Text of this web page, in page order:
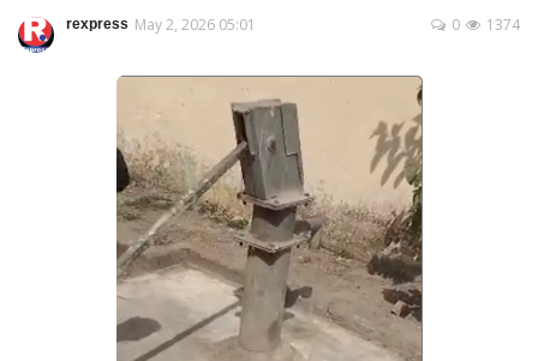
Terms & Conditions
Privacy Policy
App verify
rexpress May 2, 2026 05:01 1374
0